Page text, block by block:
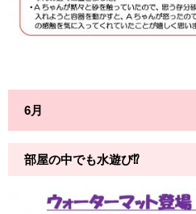
6月
部屋の中でも水遊び⁉